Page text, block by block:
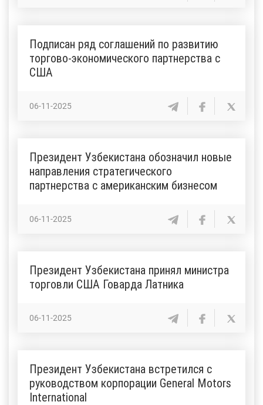
Подписан ряд соглашений по развитию
торгово-экономического партнерства с
США
06-11-2025
Президент Узбекистана обозначил новые
направления стратегического
партнерства с американским бизнесом
06-11-2025
Президент Узбекистана принял министра
торговли США Говарда Латника
06-11-2025
Президент Узбекистана встретился с
руководством корпорации General Motors
International